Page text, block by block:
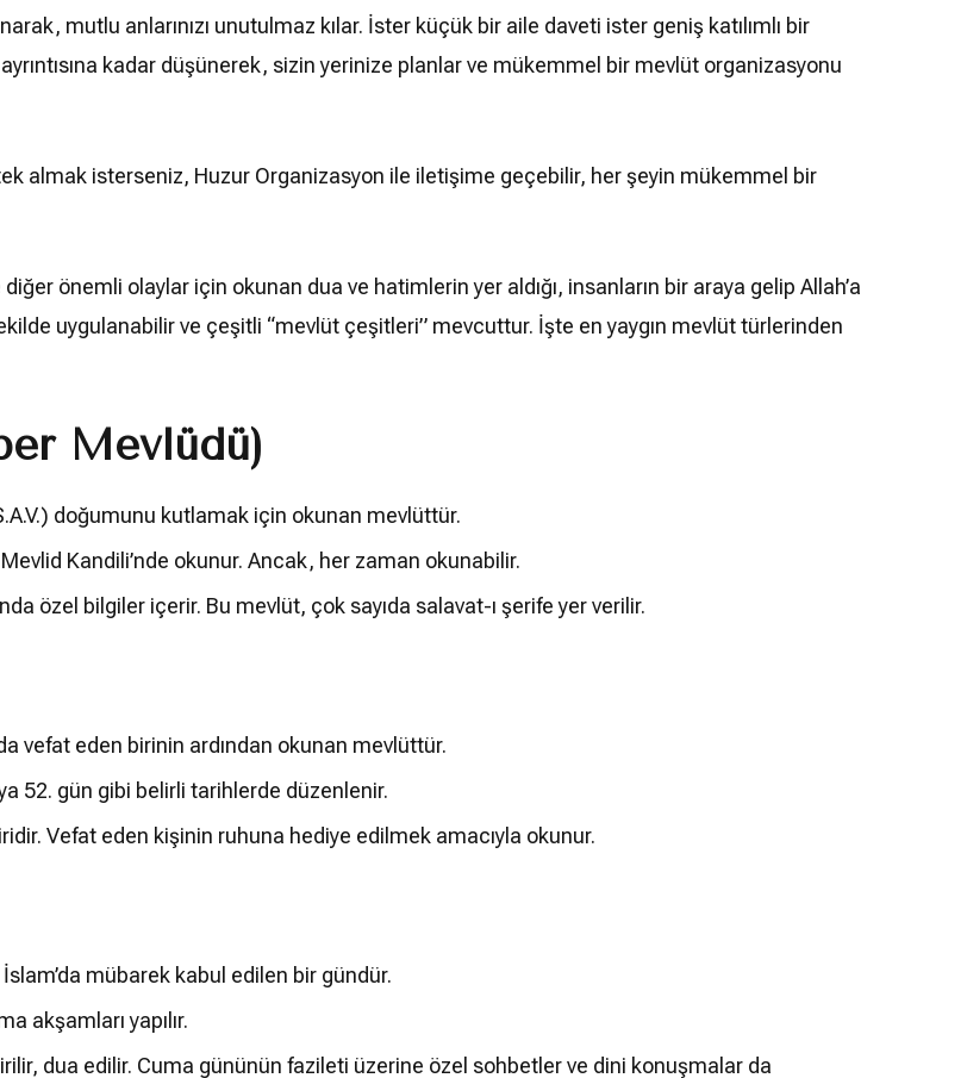
mutlu anlarınızı unutulmaz kılar. İster küçük bir aile daveti ister geniş katılımlı bir
kadar düşünerek, sizin yerinize planlar ve mükemmel bir mevlüt organizasyonu
almak isterseniz, Huzur Organizasyon ile iletişime geçebilir, her şeyin mükemmel bir
önemli olaylar için okunan dua ve hatimlerin yer aldığı, insanların bir araya gelip Allah’a
uygulanabilir ve çeşitli “mevlüt çeşitleri” mevcuttur. İşte en yaygın mevlüt türlerinden
Mevlüdü)
doğumunu kutlamak için okunan mevlüttür.
Mevlid Kandili’nde okunur. Ancak, her zaman okunabilir.
özel bilgiler içerir. Bu mevlüt, çok sayıda salavat-ı şerife yer verilir.
vefat eden birinin ardından okunan mevlüttür.
52. gün gibi belirli tarihlerde düzenlenir.
Vefat eden kişinin ruhuna hediye edilmek amacıyla okunur.
mübarek kabul edilen bir gündür.
akşamları yapılır.
dua edilir. Cuma gününün fazileti üzerine özel sohbetler ve dini konuşmalar da